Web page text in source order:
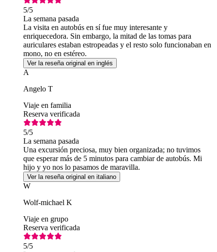
5/5
La semana pasada
La visita en autobús en sí fue muy interesante y
enriquecedora. Sin embargo, la mitad de las tomas para
auriculares estaban estropeadas y el resto solo funcionaban en
mono, no en estéreo.
Ver la reseña original en inglés
A
Angelo T
Viaje en familia
Reserva verificada
5/5
La semana pasada
Una excursión preciosa, muy bien organizada; no tuvimos
que esperar más de 5 minutos para cambiar de autobús. Mi
hijo y yo nos lo pasamos de maravilla.
Ver la reseña original en italiano
W
Wolf-michael K
Viaje en grupo
Reserva verificada
5/5